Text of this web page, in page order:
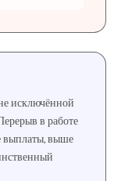
исключённой
в работе
выплаты, выше